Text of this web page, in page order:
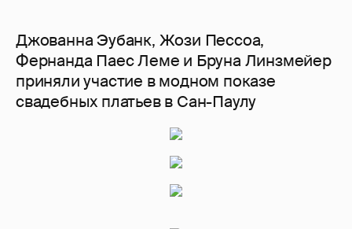
Джованна Эубанк, Жози Пессоа,
Фернанда Паес Леме и Бруна Линзмейер
приняли участие в модном показе
свадебных платьев в Сан-Паулу